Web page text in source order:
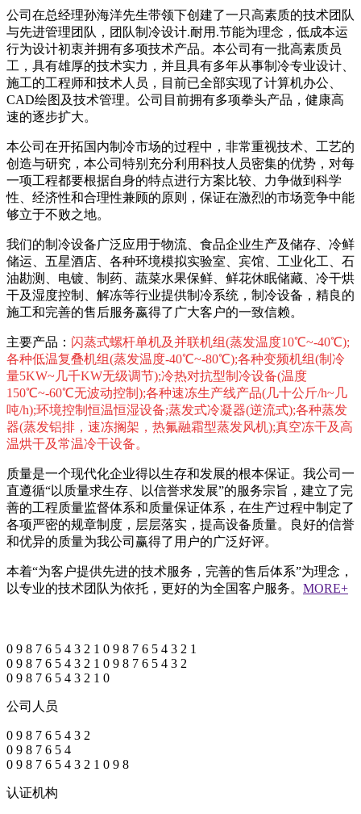
公司在总经理孙海洋先生带领下创建了一只高素质的技术团队
与先进管理团队，团队制冷设计.耐用.节能为理念，低成本运
行为设计初衷并拥有多项技术产品。本公司有一批高素质员
工，具有雄厚的技术实力，并且具有多年从事制冷专业设计、
施工的工程师和技术人员，目前已全部实现了计算机办公、
CAD绘图及技术管理。公司目前拥有多项拳头产品，健康高
速的逐步扩大。
本公司在开拓国内制冷市场的过程中，非常重视技术、工艺的
创造与研究，本公司特别充分利用科技人员密集的优势，对每
一项工程都要根据自身的特点进行方案比较、力争做到科学
性、经济性和合理性兼顾的原则，保证在激烈的市场竞争中能
够立于不败之地。
我们的制冷设备广泛应用于物流、食品企业生产及储存、冷鲜
储运、五星酒店、各种环境模拟实验室、宾馆、工业化工、石
油勘测、电镀、制药、蔬菜水果保鲜、鲜花休眠储藏、冷干烘
干及湿度控制、解冻等行业提供制冷系统，制冷设备，精良的
施工和完善的售后服务嬴得了广大客户的一致信赖。
主要产品： 闪蒸式螺杆单机及并联机组(蒸发温度10℃~-40℃);
各种低温复叠机组(蒸发温度-40℃~-80℃);各种变频机组(制冷
量5KW~几千KW无级调节);冷热对抗型制冷设备(温度
150℃~-60℃无波动控制);各种速冻生产线产品(几十公斤/h~几
吨/h);环境控制恒温恒湿设备;蒸发式冷凝器(逆流式);各种蒸发
器(蒸发铝排，速冻搁架，热氟融霜型蒸发风机);真空冻干及高
温烘干及常温冷干设备。
质量是一个现代化企业得以生存和发展的根本保证。我公司一
直遵循“以质量求生存、以信誉求发展”的服务宗旨，建立了完
善的工程质量监督体系和质量保证体系，在生产过程中制定了
各项严密的规章制度，层层落实，提高设备质量。良好的信誉
和优异的质量为我公司赢得了用户的广泛好评。
本着“为客户提供先进的技术服务，完善的售后体系”为理念，
以专业的技术团队为依托，更好的为全国客户服务。 MORE+
0 9 8 7 6 5 4 3 2 1 0 9 8 7 6 5 4 3 2 1
0 9 8 7 6 5 4 3 2 1 0 9 8 7 6 5 4 3 2
0 9 8 7 6 5 4 3 2 1 0
公司人员
0 9 8 7 6 5 4 3 2
0 9 8 7 6 5 4
0 9 8 7 6 5 4 3 2 1 0 9 8
认证机构